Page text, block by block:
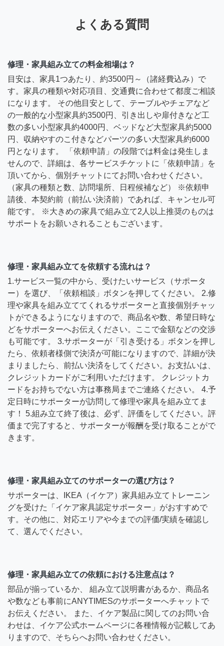
よくある質問
修理・家具組み立ての料金相場は？
目安は、家具1つあたり、約3500円～（諸経費込み）で
す。家具の種類や対応項目、交通費に合わせて都度ご相談
になります。 その他目安として、テーブルやチェアなど
の一般的な小型家具約3500円、引き出しや扉付きなど工
数の多い小型家具約4000円、ベッドなど大型家具約5000
円、収納やすのこ付きなどパーツの多い大型家具約6000
円となります。 「依頼申請」の段階では料金は発生しま
せんので、詳細は、各サービスチケットに「依頼申請」を
頂いてから、個別チャットにてお問い合わせください。
（家具の種類と数、訪問場所、日程候補など） ※依頼申
請後、本契約前（前払い決済前）であれば、キャンセル可
能です。 ※大きめの家具で組み立て2人以上推奨のものは
サポートをお願いされることもございます。
修理・家具組み立てを依頼する流れは？
1.サービス一覧の中から、受けたいサービス（サポータ
ー）を選び、「依頼相談」ボタンを押してください。 2.修
理や家具を組み立ててくれるサポーターと直接個別チャッ
トができるようになりますので、商品名や数、希望日時な
どをサポーターへお伝えください。ここで金額などの交渉
も可能です。 3.サポーターが「引き受ける」ボタンを押し
たら、依頼者様側で決済が可能になりますので、詳細が決
まりましたら、前払い決済をしてください。お支払いは、
クレジットカードがご利用いただけます。 クレジットカ
ードをお持ちでない方は事務局までご連絡ください。 4.予
定日時にサポーターが訪問して修理や家具を組み立てま
す！ 5.組み立て終了後は、必ず、評価をしてください。評
価まで完了すると、サポーターが報酬を受け取ることがで
きます。
修理・家具組み立てのサポーターの選び方は？
サポーターは、IKEA（イケア）家具組み立てトレーニン
グを受けた「イケア家具認定サポーター」がおすすめで
す。その他に、対応エリアや今までの評価/実績を確認し
て、選んでください。
修理・家具組み立ての依頼における注意点は？
部品が揃っているか、 組み立て説明書があるか、商品名
や数なども事前にANYTIMESのサポーターへチャットで
お伝えください。 また、イケア製品に関してのお問い合
わせは、イケア公式ホームページに各種情報が記載してあ
りますので、そちらへお問い合わせください。